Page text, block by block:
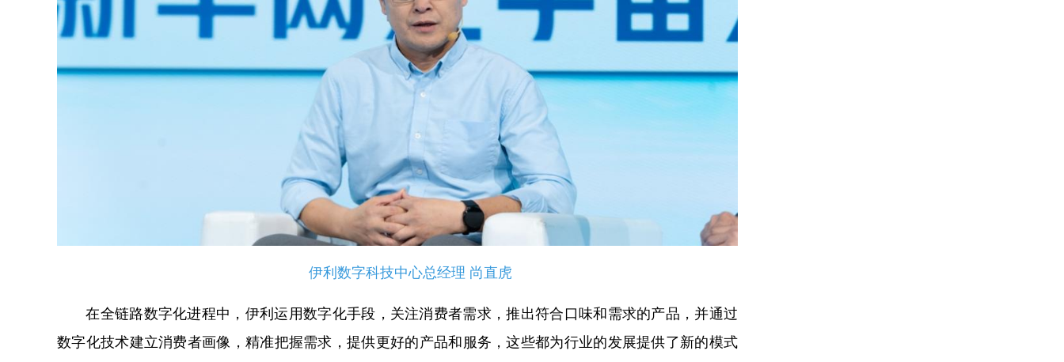
伊利数字科技中心总经理 尚直虎
在全链路数字化进程中，伊利运用数字化手段，关注消费者需求，推出符合口味和需求的产品，并通过
数字化技术建立消费者画像，精准把握需求，提供更好的产品和服务，这些都为行业的发展提供了新的模式